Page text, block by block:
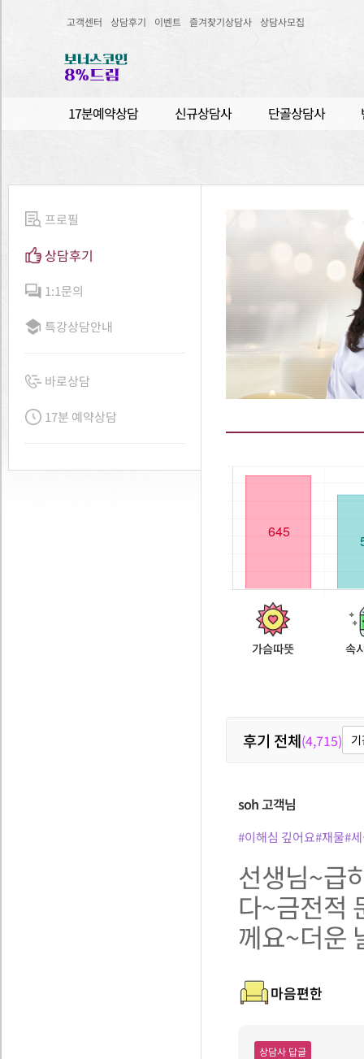
고객센터 상담후기 이벤트 즐겨찾기상담사 상담사모집
17분예약상담 신규상담사 단골상담사
프로필
상담후기
1:1문의
특강상담안내
바로상담
17분 예약상담
가슴따뜻 속
후기 전체(4,715)
soh고객님
#이해심 깊어요#재물#
선생님~급
다~금전적
께요~더운
마음편한
상담사 답글